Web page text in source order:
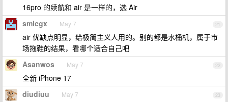
16pro 的续航和 air 是一样的，选 Air
21
smlcgx May 7
air 优缺点明显，给极简主义人用的。别的都是水桶机，属于市
场拖鞋的结果，看哪个适合自己吧
22
Asanwos May 7
全新 iPhone 17
23
diudiuu May 7